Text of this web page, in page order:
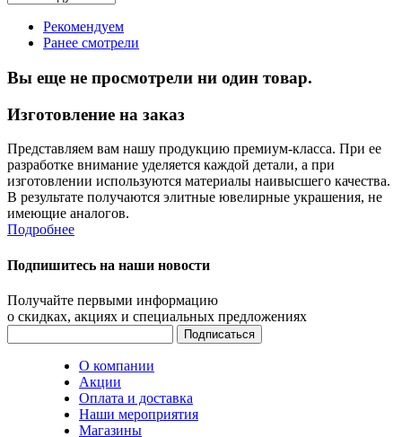
Рекомендуем
Ранее смотрели
Вы еще не просмотрели ни один товар.
Изготовление на заказ
Представляем вам нашу продукцию премиум-класса. При ее
разработке внимание уделяется каждой детали, а при
изготовлении используются материалы наивысшего качества.
В результате получаются элитные ювелирные украшения, не
имеющие аналогов.
Подробнее
Подпишитесь на наши новости
Получайте первыми информацию
о скидках, акциях и специальных предложениях
О компании
Акции
Оплата и доставка
Наши мероприятия
Магазины